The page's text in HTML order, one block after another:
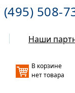
(495) 508-
Наши
В корзине
нет товара